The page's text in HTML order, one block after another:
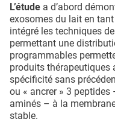
L’étude a d’abord
exosomes du lait en
intégré les techniques
permettant une
programmables
produits thérapeutiques
spécificité sans
ou « ancrer » 3 peptides
aminés – à la
stable.